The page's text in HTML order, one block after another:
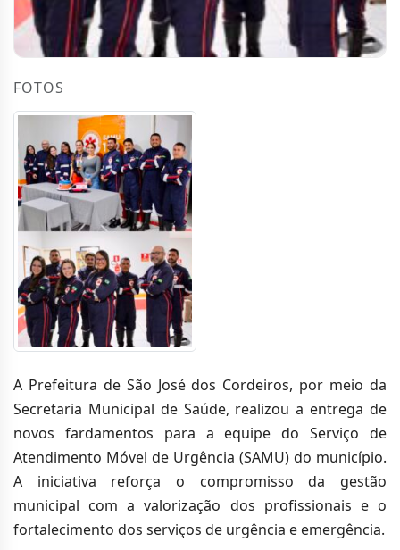
FOTOS
A Prefeitura de São José dos Cordeiros, por meio da
Secretaria Municipal de Saúde, realizou a entrega de
novos fardamentos para a equipe do Serviço de
Atendimento Móvel de Urgência (SAMU) do município.
A iniciativa reforça o compromisso da gestão
municipal com a valorização dos profissionais e o
fortalecimento dos serviços de urgência e emergência.